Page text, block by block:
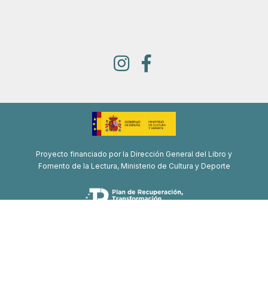
Proyecto financiado por la Dirección General del Libro y
Fomento de la Lectura, Ministerio de Cultura y Deporte